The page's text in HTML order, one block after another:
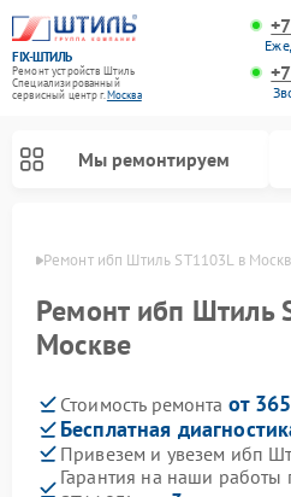
FIX-ШТИЛЬ
Ремонт устройств Штиль
Специализированный
cервисный центр г.Москва
Мы ремонтируем
Ремонт ибп Штиль ST1103L в
Ремонт ибп Штиль
Москве
Стоимость ремонта от
Бесплатная
Привезем и увезем ибп
Гарантия на наши